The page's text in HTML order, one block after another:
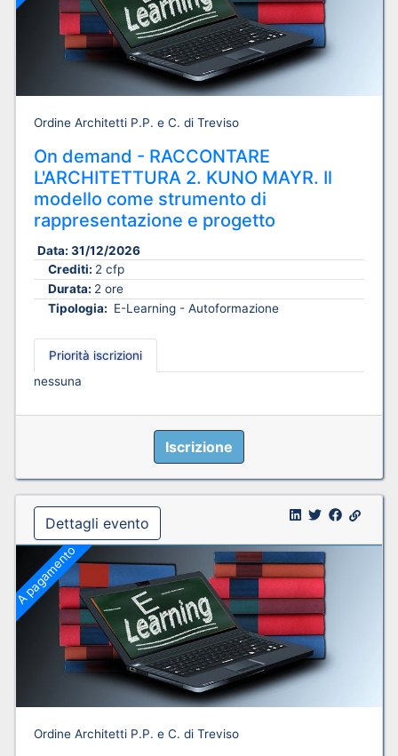
Ordine Architetti P.P. e C. di Treviso
On demand - RACCONTARE
L'ARCHITETTURA 2. KUNO MAYR. Il
modello come strumento di
rappresentazione e progetto
Data: 31/12/2026
Crediti: 2 cfp
Durata: 2 ore
Tipologia: E-Learning - Autoformazione
Priorità iscrizioni
nessuna
Iscrizione
Dettagli evento
A pagamento
Ordine Architetti P.P. e C. di Treviso